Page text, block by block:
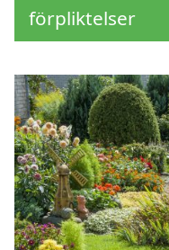
förpliktelser